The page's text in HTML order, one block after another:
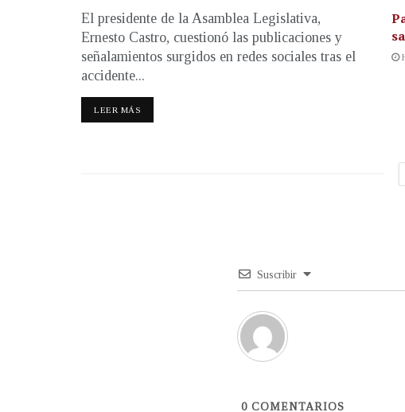
El presidente de la Asamblea Legislativa,
Ernesto Castro, cuestionó las publicaciones y
señalamientos surgidos en redes sociales tras el
accidente...
LEER MÁS
Suscribir
0 COMENTARIOS